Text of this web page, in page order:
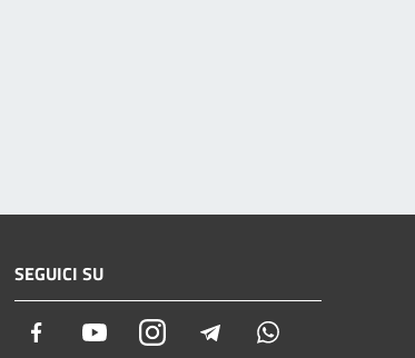
SEGUICI SU
Facebook YoutubeInstagramTelegram